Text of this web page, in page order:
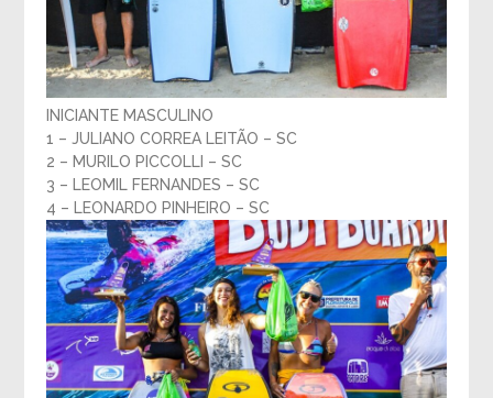
INICIANTE MASCULINO
1 – JULIANO CORREA LEITÃO – SC
2 – MURILO PICCOLLI – SC
3 – LEOMIL FERNANDES – SC
4 – LEONARDO PINHEIRO – SC